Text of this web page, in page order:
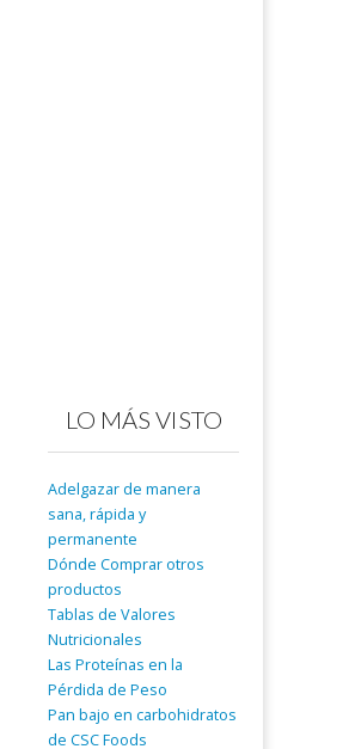
LO MÁS VISTO
Adelgazar de manera
sana, rápida y
permanente
Dónde Comprar otros
productos
Tablas de Valores
Nutricionales
Las Proteínas en la
Pérdida de Peso
Pan bajo en carbohidratos
de CSC Foods